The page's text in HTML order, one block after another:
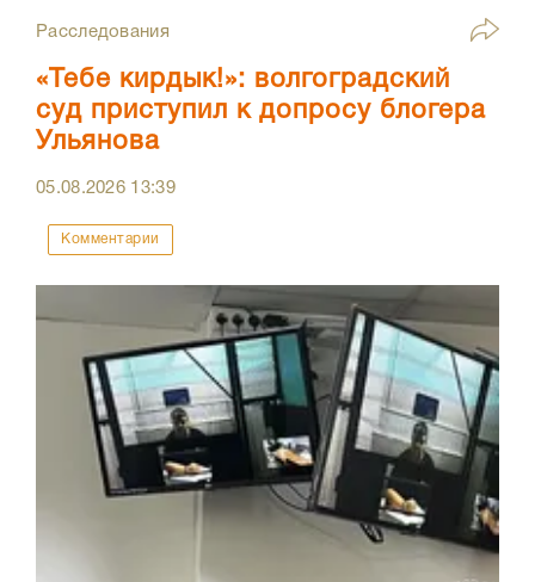
Расследования
«Тебе кирдык!»: волгоградский
суд приступил к допросу блогера
Ульянова
05.08.2026 13:39
Комментарии